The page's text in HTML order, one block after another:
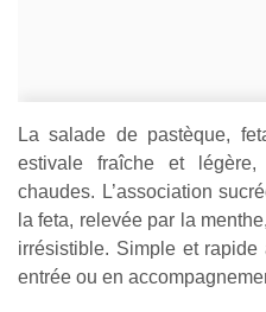
La salade de pastèque,
estivale fraîche et
chaudes. L’association
la feta, relevée par la
irrésistible. Simple et
entrée ou en